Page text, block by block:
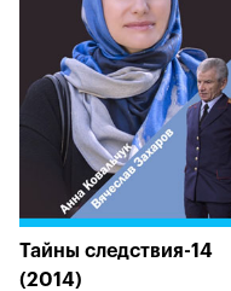
Тайны следствия-14
(2014)